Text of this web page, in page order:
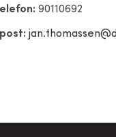
90110692